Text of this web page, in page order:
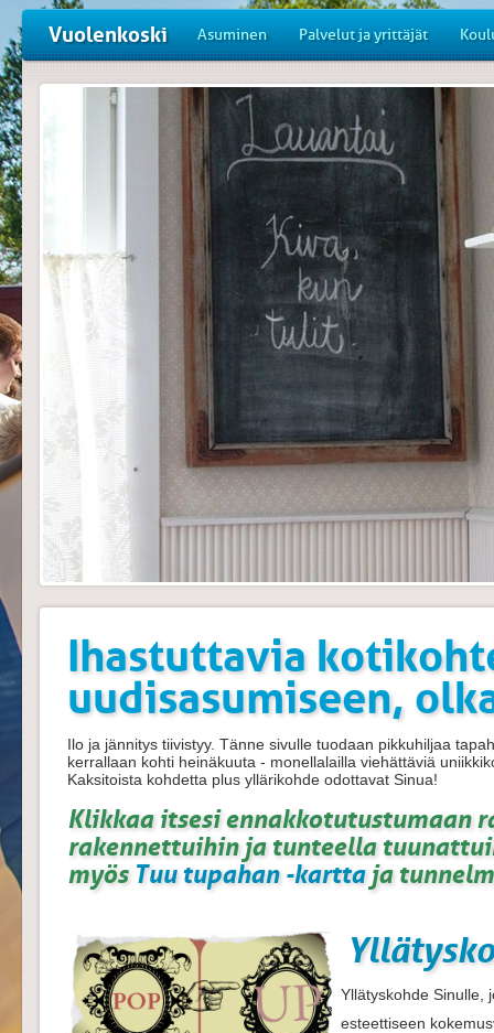
Vuolenkoski Asuminen Palvelut ja yrittäjät
Ihastuttavia
uudisasumiseen,
Ilo ja jännitys tiivistyy. Tänne sivulle tuodaan pikkuhiljaa
kerrallaan kohti heinäkuuta - monellalailla viehättäviä
Kaksitoista kohdetta plus yllärikohde odottavat Sinua!
Klikkaa itsesi ennakkotutustumaan
rakennettuihin ja tunteella
myös Tuu tupahan -karttaja
Yllätyskohde Sinulle,
esteettiseen